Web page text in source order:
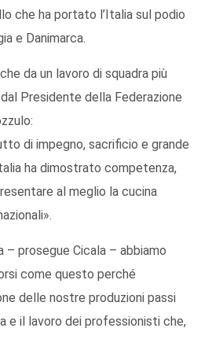
che ha portato l’Italia sul podio
e Danimarca.
da un lavoro di squadra più
Presidente della Federazione
di impegno, sacrificio e grande
ha dimostrato competenza,
al meglio la cucina
– prosegue Cicala – abbiamo
come questo perché
delle nostre produzioni passi
e il lavoro dei professionisti che,